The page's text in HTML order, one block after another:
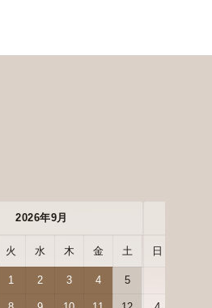
2026年9月
火 水 木 金 土
1 2 3 4 5
日